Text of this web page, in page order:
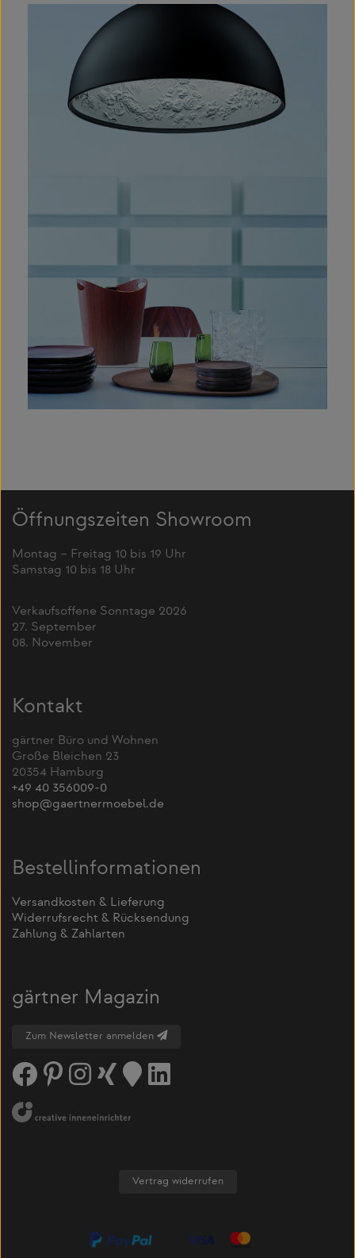
Öffnungszeiten Showroom
Montag – Freitag 10 bis 19 Uhr
Samstag 10 bis 18 Uhr
Verkaufsoffene Sonntage 2026
27. September
08. November
Kontakt
gärtner Büro und Wohnen
Große Bleichen 23
20354 Hamburg
+49 40 356009-0
shop@gaertnermoebel.de
Bestellinformationen
Versandkosten & Lieferung
Widerrufsrecht & Rücksendung
Zahlung & Zahlarten
gärtner Magazin
Zum Newsletter anmelden
Vertrag widerrufen